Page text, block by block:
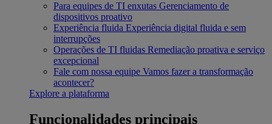
Para equipes de TI enxutas Gerenciamento de
dispositivos proativo
Experiência fluida Experiência digital fluida e sem
interrupções
Operações de TI fluidas Remediação proativa e serviço
excepcional
Fale com nossa equipe Vamos fazer a transformação
acontecer?
Explore a plataforma
Funcionalidades principais